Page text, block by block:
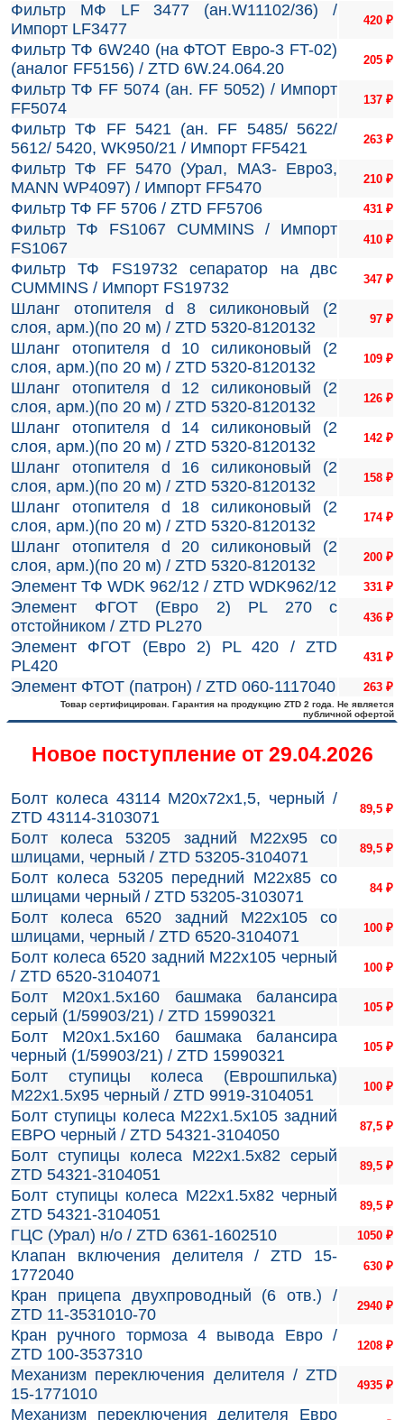
Фильтр МФ LF 3477 (ан.W11102/36) /
Импорт LF3477
420 ₽
Фильтр ТФ 6W240 (на ФТОТ Евро-3 FT-02)
(аналог FF5156) / ZTD 6W.24.064.20
205 ₽
Фильтр ТФ FF 5074 (ан. FF 5052) / Импорт
FF5074
137 ₽
Фильтр ТФ FF 5421 (ан. FF 5485/ 5622/
5612/ 5420, WK950/21 / Импорт FF5421
263 ₽
Фильтр ТФ FF 5470 (Урал, МАЗ- Евро3,
MANN WP4097) / Импорт FF5470
210 ₽
Фильтр ТФ FF 5706 / ZTD FF5706 431 ₽
Фильтр ТФ FS1067 CUMMINS / Импорт
FS1067
410 ₽
Фильтр ТФ FS19732 сепаратор на двc
CUMMINS / Импорт FS19732
347 ₽
Шланг отопителя d 8 силиконовый (2
слоя, арм.)(по 20 м) / ZTD 5320-8120132
97 ₽
Шланг отопителя d 10 силиконовый (2
слоя, арм.)(по 20 м) / ZTD 5320-8120132
109 ₽
Шланг отопителя d 12 силиконовый (2
слоя, арм.)(по 20 м) / ZTD 5320-8120132
126 ₽
Шланг отопителя d 14 силиконовый (2
слоя, арм.)(по 20 м) / ZTD 5320-8120132
142 ₽
Шланг отопителя d 16 силиконовый (2
слоя, арм.)(по 20 м) / ZTD 5320-8120132
158 ₽
Шланг отопителя d 18 силиконовый (2
слоя, арм.)(по 20 м) / ZTD 5320-8120132
174 ₽
Шланг отопителя d 20 силиконовый (2
слоя, арм.)(по 20 м) / ZTD 5320-8120132
200 ₽
Элемент ТФ WDK 962/12 / ZTD WDK962/12 331 ₽
Элемент ФГОТ (Евро 2) PL 270 с
отстойником / ZTD PL270
436 ₽
Элемент ФГОТ (Евро 2) PL 420 / ZTD
PL420
431 ₽
Элемент ФТОТ (патрон) / ZTD 060-1117040 263 ₽
Товар сертифицирован. Гарантия на продукцию ZTD 2 года. Не является
публичной офертой
Новое поступление от 29.04.2026
Болт колеса 43114 М20х72х1,5, черный /
ZTD 43114-3103071
89,5 ₽
Болт колеса 53205 задний М22х95 со
шлицами, черный / ZTD 53205-3104071
89,5 ₽
Болт колеса 53205 передний М22х85 со
шлицами черный / ZTD 53205-3103071
84 ₽
Болт колеса 6520 задний М22х105 со
шлицами, черный / ZTD 6520-3104071
100 ₽
Болт колеса 6520 задний М22х105 черный
/ ZTD 6520-3104071
100 ₽
Болт М20х1.5х160 башмака балансира
серый (1/59903/21) / ZTD 15990321
105 ₽
Болт М20х1.5х160 башмака балансира
черный (1/59903/21) / ZTD 15990321
105 ₽
Болт ступицы колеса (Еврошпилька)
М22х1.5х95 черный / ZTD 9919-3104051
100 ₽
Болт ступицы колеса М22х1.5х105 задний
ЕВРО черный / ZTD 54321-3104050
87,5 ₽
Болт ступицы колеса М22х1.5х82 серый
ZTD 54321-3104051
89,5 ₽
Болт ступицы колеса М22х1.5х82 черный
ZTD 54321-3104051
89,5 ₽
ГЦС (Урал) н/о / ZTD 6361-1602510 1050 ₽
Клапан включения делителя / ZTD 15-
1772040
630 ₽
Кран прицепа двухпроводный (6 отв.) /
ZTD 11-3531010-70
2940 ₽
Кран ручного тормоза 4 вывода Евро /
ZTD 100-3537310
1208 ₽
Механизм переключения делителя / ZTD
15-1771010
4935 ₽
Механизм переключения делителя Евро